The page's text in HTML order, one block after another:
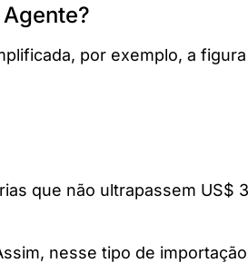
por exemplo, a
que não ultrapassem US$
nesse tipo de